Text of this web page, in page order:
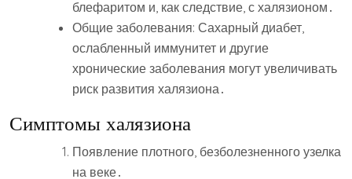
блефаритом и, как следствие, с халязионом․
Общие заболевания: Сахарный диабет,
ослабленный иммунитет и другие
хронические заболевания могут увеличивать
риск развития халязиона․
Симптомы халязиона
Появление плотного, безболезненного узелка
на веке․